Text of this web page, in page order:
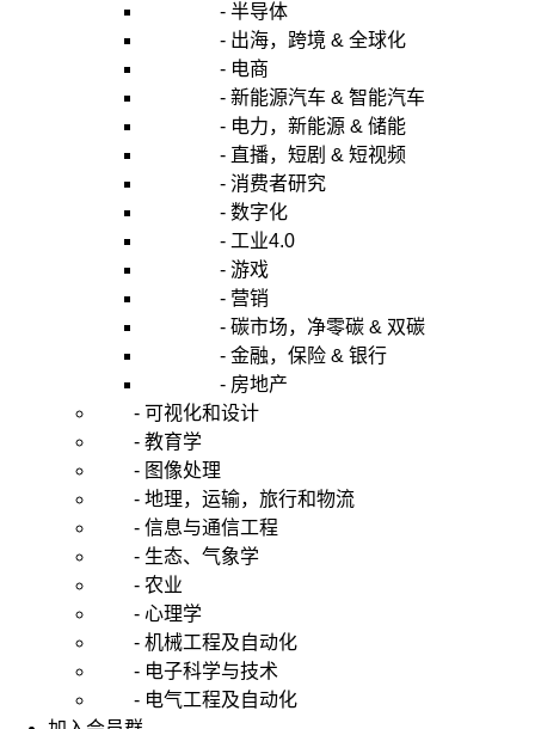
- 半导体
- 出海，跨境 & 全球化
- 电商
- 新能源汽车 & 智能汽车
- 电力，新能源 & 储能
- 直播，短剧 & 短视频
- 消费者研究
- 数字化
- 工业4.0
- 游戏
- 营销
- 碳市场，净零碳 & 双碳
- 金融，保险 & 银行
- 房地产
- 可视化和设计
- 教育学
- 图像处理
- 地理，运输，旅行和物流
- 信息与通信工程
- 生态、气象学
- 农业
- 心理学
- 机械工程及自动化
- 电子科学与技术
- 电气工程及自动化